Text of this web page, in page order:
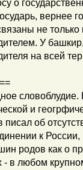
о
вернее
не
У
на всей
словоблудие.
и
писал об
к
родов как о
- в любом